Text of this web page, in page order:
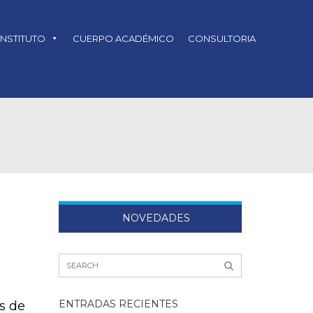
CUERPO ACADÉMICO CONSULTORIA
de
NOVEDADES
ENTRADAS RECIENTES